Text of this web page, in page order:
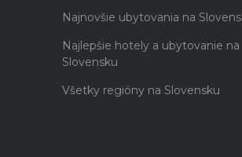
Najnovšie ubytovania na
Najlepšie hotely a ubytovanie na
Slovensku
Všetky regióny na Slovensku